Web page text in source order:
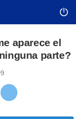
aparece el
parte?